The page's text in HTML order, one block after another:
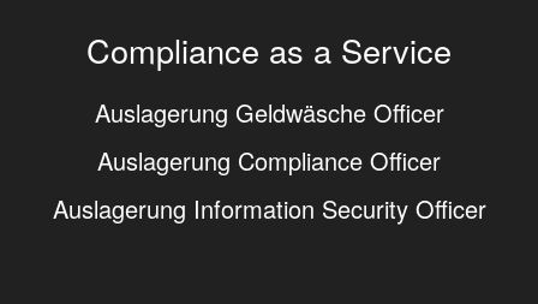
Compliance as a Service
Auslagerung Geldwäsche Officer
Auslagerung Compliance Officer
Auslagerung Information Security Officer